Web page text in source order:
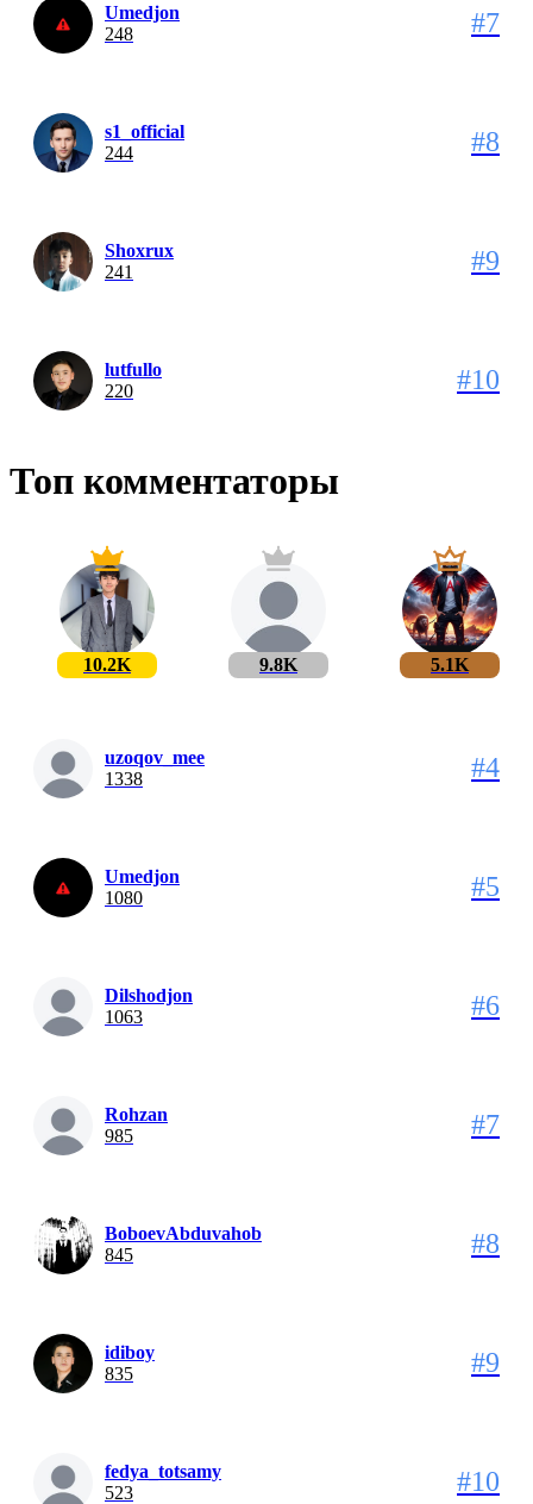
Umedjon
248
#7
s1_official
244
#8
Shoxrux
241
#9
lutfullo
220
#10
Топ комментаторы
10.2K 9.8K 5.1K
uzoqov_mee
1338
#4
Umedjon
1080
#5
Dilshodjon
1063
#6
Rohzan
985
#7
BoboevAbduvahob
845
#8
idiboy
835
#9
fedya_totsamy
523
#10